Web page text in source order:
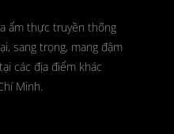
ẩm thực truyền thống
sang trọng, mang đậm
các địa điểm khác
Minh.